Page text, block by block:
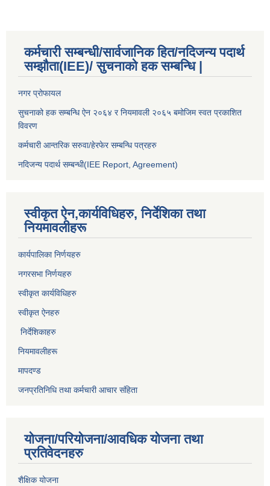
कर्मचारी सम्बन्धी/सार्वजानिक हित/नदिजन्य पदार्थ
सम्झौता(IEE)/ सुचनाको हक सम्बन्धि |
नगर प्रोफायल
सुचनाको हक सम्बन्धि ऐन २०६४ र नियमावली २०६५ बमोजिम स्वत प्रकाशित
विवरण
कर्मचारी आन्तरिक सरुवा/हेरफेर सम्बन्धि पत्रहरु
नदिजन्य पदार्थ सम्बन्धी(IEE Report, Agreement)​
स्वीकृत ऐन,कार्यविधिहरु, निर्देशिका तथा
नियमावलीहरू
कार्यपालिका निर्णयहरु
नगरसभा निर्णयहरु
स्वीकृत कार्यविधिहरु
स्वीकृत ऐनहरु
निर्देशिकाहरु
नियमावलीहरू
मापदण्ड
जनप्रतिनिधि तथा कर्मचारी आचार संहिता
योजना/परियोजना/आवधिक योजना तथा
प्रतिवेदनहरु
शैक्षिक योजना